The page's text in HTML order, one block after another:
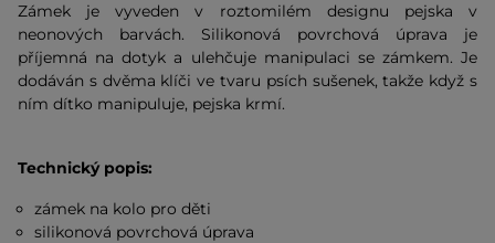
Zámek je vyveden v roztomilém designu pejska v
neonových barvách. Silikonová povrchová úprava je
příjemná na dotyk a ulehčuje manipulaci se zámkem. Je
dodáván s dvěma klíči ve tvaru psích sušenek, takže když s
ním dítko manipuluje, pejska krmí.
Technický popis:
zámek na kolo pro děti
silikonová povrchová úprava